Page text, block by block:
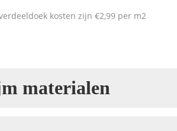
kosten zijn €2,99 per m2
materialen